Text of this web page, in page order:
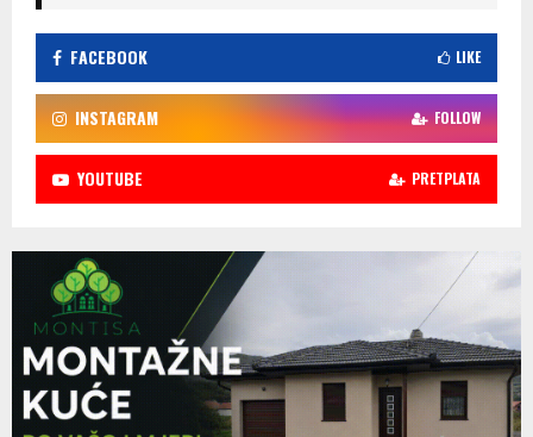
FACEBOOK LIKE
INSTAGRAM FOLLOW
YOUTUBE PRETPLATA